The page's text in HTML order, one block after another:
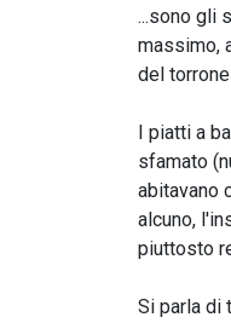
...sono gli
massimo,
del
I piatti a
sfamato
abitavano
alcuno,
piuttosto
Si parla di